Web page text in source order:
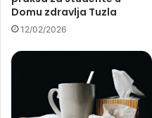
Domu zdravlja Tuzla
12/02/2026